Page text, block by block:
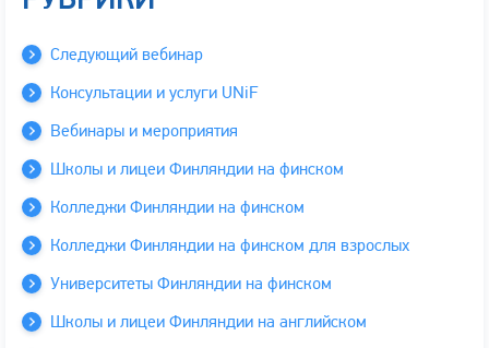
Следующий вебинар
Консультации и услуги UNiF
Вебинары и мероприятия
Школы и лицеи Финляндии на финском
Колледжи Финляндии на финском
Колледжи Финляндии на финском для взрослых
Университеты Финляндии на финском
Школы и лицеи Финляндии на английском